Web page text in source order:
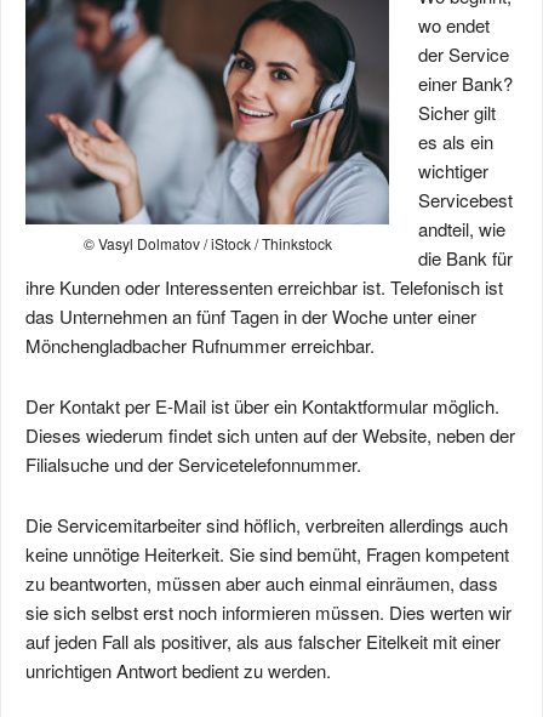
© Vasyl Dolmatov / iStock / Thinkstock
wo endet
der Service
einer Bank?
Sicher gilt
es als ein
wichtiger
Servicebest
andteil, wie
die Bank für
ihre Kunden oder Interessenten erreichbar ist. Telefonisch ist
das Unternehmen an fünf Tagen in der Woche unter einer
Mönchengladbacher Rufnummer erreichbar.
Der Kontakt per E-Mail ist über ein Kontaktformular möglich.
Dieses wiederum findet sich unten auf der Website, neben der
Filialsuche und der Servicetelefonnummer.
Die Servicemitarbeiter sind höflich, verbreiten allerdings auch
keine unnötige Heiterkeit. Sie sind bemüht, Fragen kompetent
zu beantworten, müssen aber auch einmal einräumen, dass
sie sich selbst erst noch informieren müssen. Dies werten wir
auf jeden Fall als positiver, als aus falscher Eitelkeit mit einer
unrichtigen Antwort bedient zu werden.